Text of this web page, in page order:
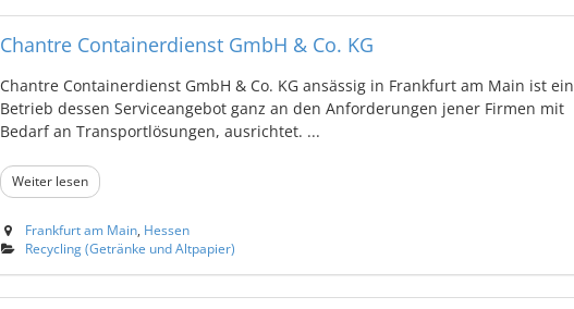
Chantre Containerdienst GmbH & Co. KG
Chantre Containerdienst GmbH & Co. KG ansässig in Frankfurt am Main ist ein
Betrieb dessen Serviceangebot ganz an den Anforderungen jener Firmen mit
Bedarf an Transportlösungen, ausrichtet. ...
Weiter lesen
Frankfurt am Main, Hessen
Recycling (Getränke und Altpapier)